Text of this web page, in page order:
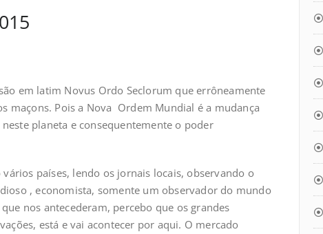
em latim Novus Ordo Seclorum que errôneamente
maçons. Pois a Nova Ordem Mundial é a mudança
planeta e consequentemente o poder
países, lendo os jornais locais, observando o
, economista, somente um observador do mundo
nos antecederam, percebo que os grandes
está e vai acontecer por aqui. O mercado